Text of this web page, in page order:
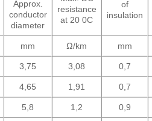
of
insulation
Approx.
conductor
diameter
resistance
at 20 0C
mm Ω/km mm
3,75 3,08 0,7
4,65 1,91 0,7
5,8 1,2 0,9